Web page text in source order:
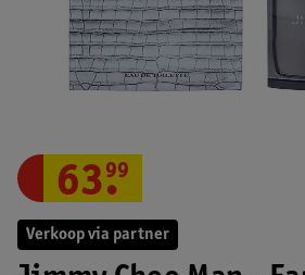
Verkoop via partner
63.
99